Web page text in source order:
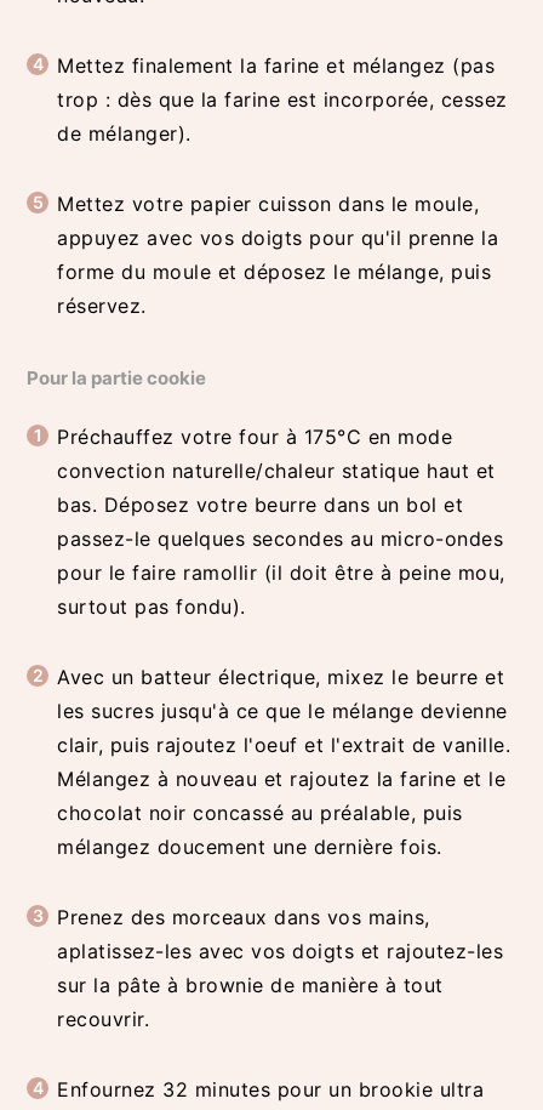
Mettez finalement la farine et mélangez (pas
trop : dès que la farine est incorporée, cessez
de mélanger).
Mettez votre papier cuisson dans le moule,
appuyez avec vos doigts pour qu'il prenne la
forme du moule et déposez le mélange, puis
réservez.
Pour la partie cookie
Préchauffez votre four à 175°C en mode
convection naturelle/chaleur statique haut et
bas. Déposez votre beurre dans un bol et
passez-le quelques secondes au micro-ondes
pour le faire ramollir (il doit être à peine mou,
surtout pas fondu).
Avec un batteur électrique, mixez le beurre et
les sucres jusqu'à ce que le mélange devienne
clair, puis rajoutez l'oeuf et l'extrait de vanille.
Mélangez à nouveau et rajoutez la farine et le
chocolat noir concassé au préalable, puis
mélangez doucement une dernière fois.
Prenez des morceaux dans vos mains,
aplatissez-les avec vos doigts et rajoutez-les
sur la pâte à brownie de manière à tout
recouvrir.
Enfournez 32 minutes pour un brookie ultra